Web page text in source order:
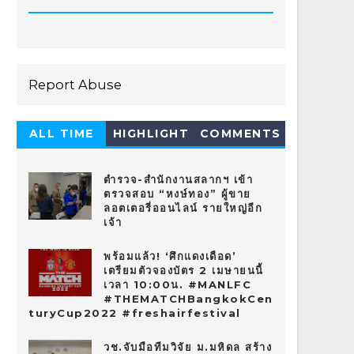
Report Abuse
ALL TIME
HIGHLIGHT COMMENTS
ตำรวจ-สำนักงานสลากฯ เข้า
ตรวจสอบ “หงษ์ทอง” ผู้ขาย
ลอตเตอรี่ออนไลน์ รายใหญ่อีก
เจ้า
พร้อมแล้ว! ‘ศึกแดงเดือด’
เตรียมตัวจองบัตร 2 เมษายนนี้
เวลา 10:00น. #MANLFC
#THEMATCHBangkokCen
turyCup2022 #freshairfestival
วช.จับมือทีมวิจัย ม.มหิดล สร้าง